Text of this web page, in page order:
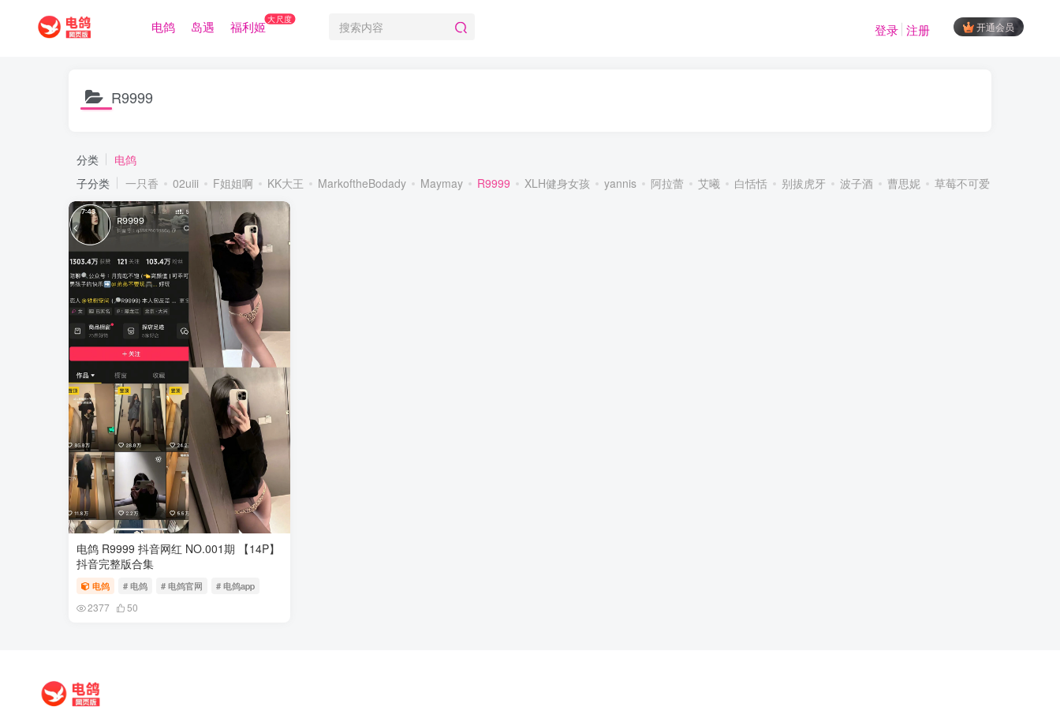
电鸽 岛遇 福利姬大尺度
开通会员
登录 注册
R9999
分类
电鸽
子分类
一只香 02uiii F姐姐啊 KK大王 MarkoftheBodady Maymay R9999 XLH健身女孩 yannis 阿拉蕾 艾曦 白恬恬 别拔虎牙 波子酒 曹思妮 草莓不可爱
电鸽 R9999 抖音网红 NO.001期 【14P】
抖音完整版合集
电鸽 # 电鸽 # 电鸽官网 # 电鸽app
2377 50